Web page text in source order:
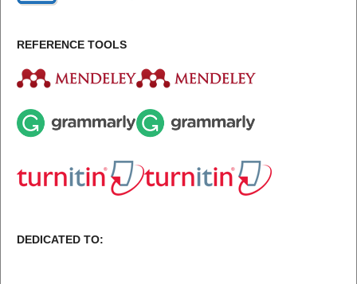
REFERENCE TOOLS
DEDICATED TO: